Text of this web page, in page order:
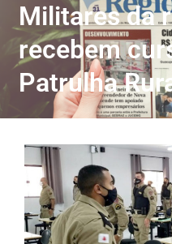
Militares da
recebem
Patrulha